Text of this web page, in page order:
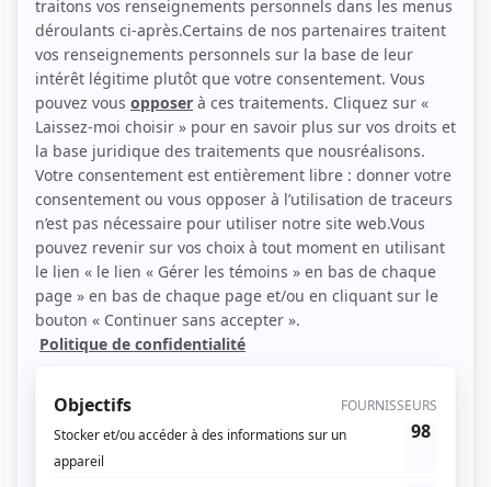
(Source: Agence artistique Diane Riel)
Liens
Fiche de Yardly Kavanagh sur Showbizz.net
Personnages
Lakay Nou(